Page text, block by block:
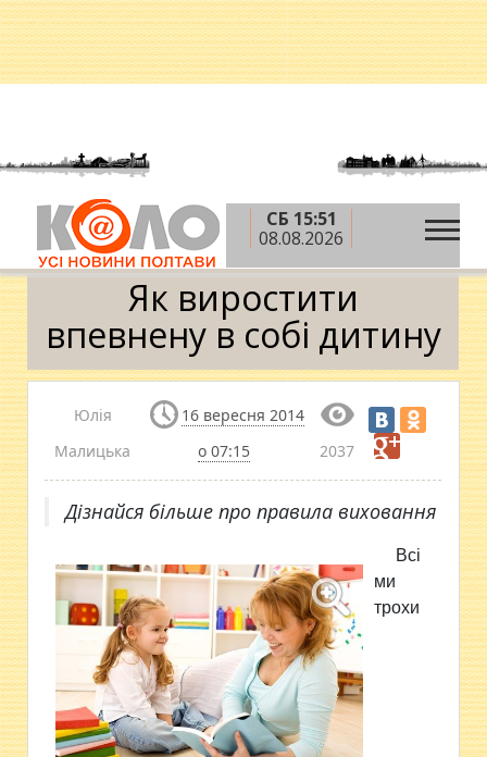
СБ 15:51
08.08.2026
Головна » Теми » Родина »Як виростити
впевнену в собі дитину
Як виростити
впевнену в собі дитину
Юлія
Малицька
16 вересня 2014
о 07:15
2037
Дізнайся більше про правила виховання
Всі
ми
трохи